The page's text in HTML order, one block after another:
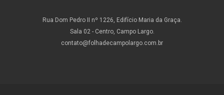
Rua Dom Pedro II nº 1226, Edifício Maria da Graça.
Sala 02 - Centro, Campo Largo.
contato@folhadecampolargo.com.br